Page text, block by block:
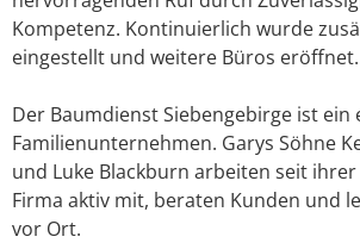
Kompetenz. Kontinuierlich wurde
eingestellt und weitere Büros eröffnet.
Der Baumdienst Siebengebirge ist ein
Familienunternehmen. Garys Söhne
und Luke Blackburn arbeiten seit
Firma aktiv mit, beraten Kunden und
vor Ort.